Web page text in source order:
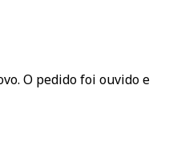
O pedido foi ouvido e